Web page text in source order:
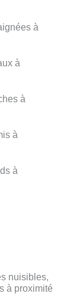
à
à
à
à
à
nuisibles,
à proximité